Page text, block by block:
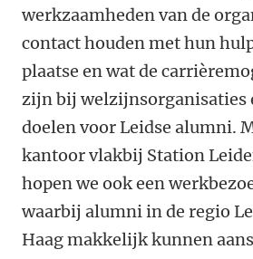
werkzaamheden van de
contact houden met hun
plaatse en wat de
zijn bij welzijnsorganisaties
doelen voor Leidse alumni.
kantoor vlakbij Station
hopen we ook een
waarbij alumni in de regio
Haag makkelijk kunnen